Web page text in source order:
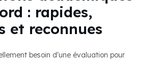
: rapides,
et reconnues
besoin d'une évaluation pour